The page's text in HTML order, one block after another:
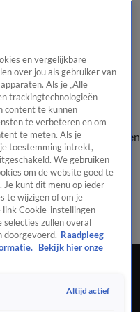
Onze gezichten
In de
Kijkersvraag insturen
ShopUitzending
en vergelijkbare
over jou als gebruiker van
Als je „Alle
trackingtechnologieën
content te kunnen
te verbeteren en om
te meten. Als je
toestemming intrekt,
We gebruiken
om de website goed te
Je kunt dit menu op ieder
te wijzigen of om je
Cookie-instellingen
zullen overal
doorgevoerd. Raadpleeg
Bekijk hier onze
Altijd actief